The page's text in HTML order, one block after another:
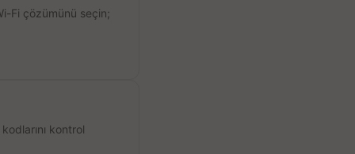
Fi çözümünü seçin;
kontrol